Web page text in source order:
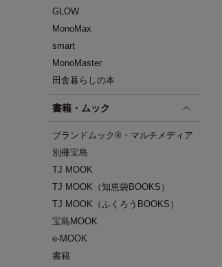
GLOW
MonoMax
smart
MonoMaster
田舎暮らしの本
書籍・ムック
ブランドムック®・マルチメディア
別冊宝島
TJ MOOK
TJ MOOK（知恵袋BOOKS）
TJ MOOK（ふくろうBOOKS）
宝島MOOK
e-MOOK
書籍